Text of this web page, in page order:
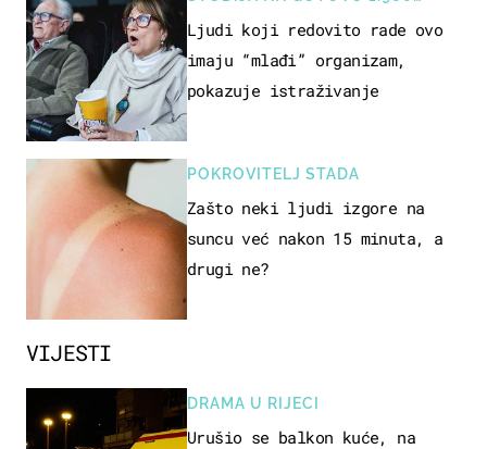
VIJESTI
DRAMA U RIJECI
Urušio se balkon kuće, na
OSOBA
Ljudi koji redovito rade ovo
imaju “mlađi” organizam,
pokazuje istraživanje
POKROVITELJ STADA
Zašto neki ljudi izgore na
suncu već nakon 15 minuta, a
drugi ne?